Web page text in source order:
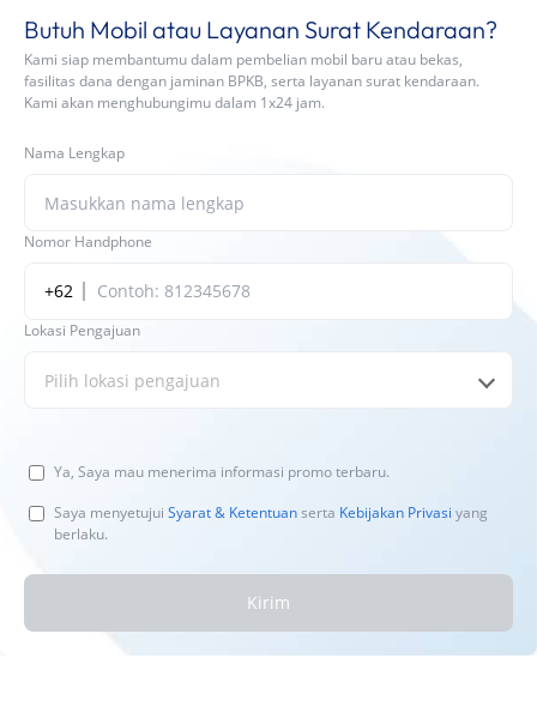
Butuh Mobil atau Layanan Surat Kendaraan?
Kami siap membantumu dalam pembelian mobil baru atau bekas,
fasilitas dana dengan jaminan BPKB, serta layanan surat kendaraan.
Kami akan menghubungimu dalam 1x24 jam.
Nama Lengkap
Nomor Handphone
+62
Lokasi Pengajuan
Pilih lokasi pengajuan
Ya, Saya mau menerima informasi promo terbaru.
Saya menyetujui Syarat & Ketentuanserta Kebijakan Privasi yang
berlaku.
Kirim